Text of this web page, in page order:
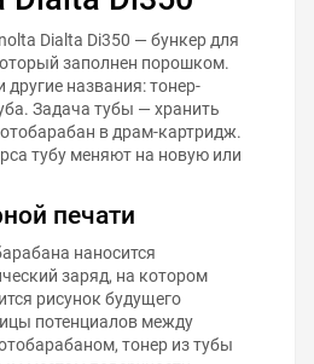
Dialta Di350 — бункер для
заполнен порошком.
другие названия: тонер-
Задача тубы — хранить
в драм-картридж.
тубу меняют на новую или
печати
наносится
заряд, на котором
рисунок будущего
потенциалов между
тонер из тубы